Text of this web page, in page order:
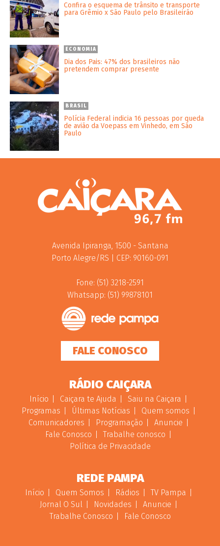
Confira o esquema de trânsito e transporte
para Grêmio x São Paulo pelo Brasileirão
ECONOMIA
Dia dos Pais: 47% dos brasileiros não
pretendem comprar presente
BRASIL
Polícia Federal indicia 16 pessoas por queda
de avião da Voepass em Vinhedo, em São
Paulo
Avenida Ipiranga, 1500 - Santana
Porto Alegre/RS | CEP: 90160-091
Fone: (51) 3218-2591
Whatsapp: (51) 99878101
FALE CONOSCO
RÁDIO CAIÇARA
Início Caiçara te Ajuda
Saiu na Caiçara
Programas
Últimas Notícias
Quem somos
Comunicadores
Programação
Anuncie
Fale Conosco
Trabalhe conosco
Política de Privacidade
REDE PAMPA
Início Quem Somos Rádios
TV Pampa
Jornal O Sul
Novidades
Anuncie
Trabalhe Conosco
Fale Conosco